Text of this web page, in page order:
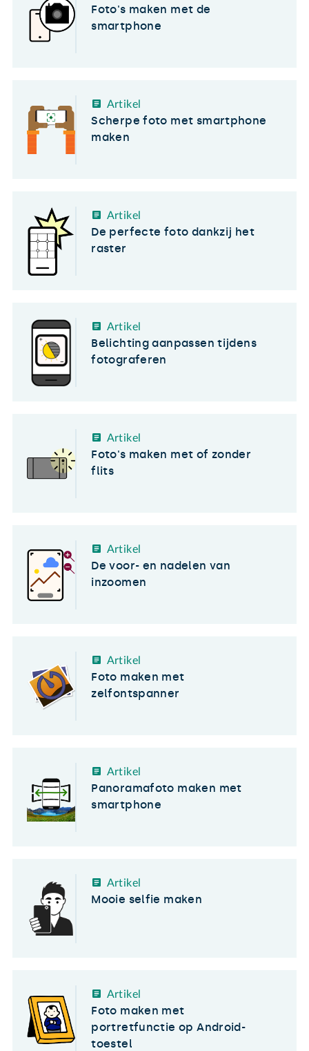
Foto's maken met de
smartphone
Artikel
Scherpe foto met smartphone
maken
Artikel
De perfecte foto dankzij het
raster
Artikel
Belichting aanpassen tijdens
fotograferen
Artikel
Foto's maken met of zonder
flits
Artikel
De voor- en nadelen van
inzoomen
Artikel
Foto maken met
zelfontspanner
Artikel
Panoramafoto maken met
smartphone
Artikel
Mooie selfie maken
Artikel
Foto maken met
portretfunctie op Android-
toestel